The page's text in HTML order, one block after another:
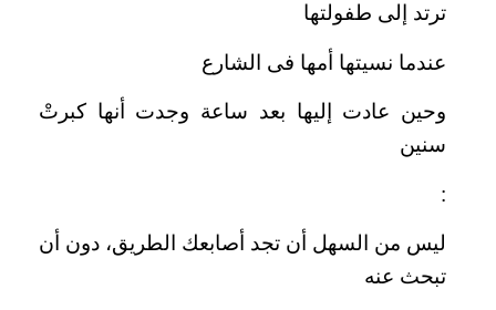
ترتد إلى طفولتها
عندما نسيتها أمها فى الشارع
وحين عادت إليها بعد ساعة وجدت أنها كبرتْ
سنين
:
ليس من السهل أن تجد أصابعك الطريق، دون أن
تبحث عنه